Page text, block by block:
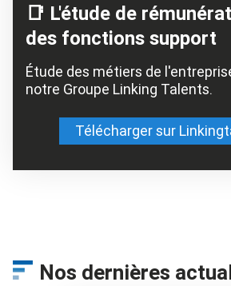
📑 L'étude de
des fonctions support
Étude des métiers de
notre Groupe Linking Talents.
Télécharger sur
Nos dernières